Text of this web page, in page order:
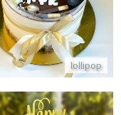
lollipop